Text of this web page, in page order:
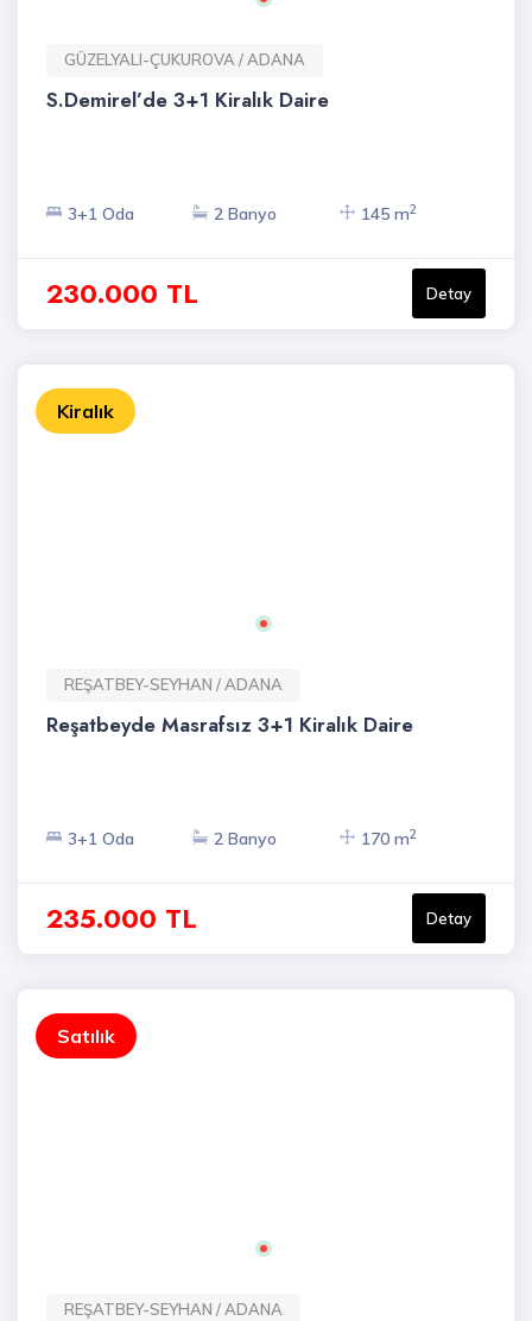
GÜZELYALI-ÇUKUROVA / ADANA
S.Demirel’de 3+1 Kiralık Daire
3+1 Oda 2 Banyo 145 m2
230.000 TL Detay
Kiralık
REŞATBEY-SEYHAN / ADANA
Reşatbeyde Masrafsız 3+1 Kiralık Daire
3+1 Oda 2 Banyo 170 m2
235.000 TL Detay
Satılık
REŞATBEY-SEYHAN / ADANA